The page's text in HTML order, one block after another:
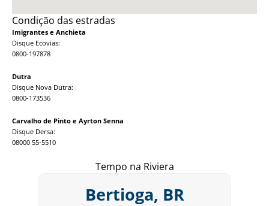
Condição das estradas
Imigrantes e Anchieta
Disque Ecovias:
0800-197878
Dutra
Disque Nova Dutra:
0800-173536
Carvalho de Pinto e Ayrton Senna
Disque Dersa:
08000 55-5510
Tempo na Riviera
Bertioga, BR